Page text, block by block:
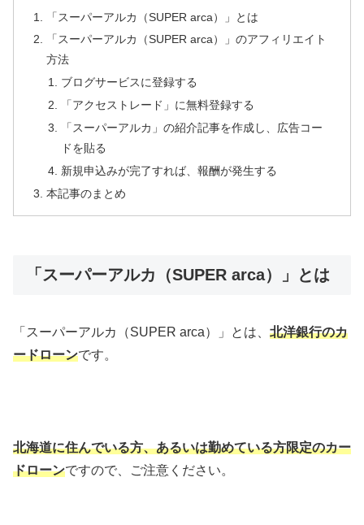
「スーパーアルカ（SUPER arca）」とは
「スーパーアルカ（SUPER arca）」のアフィリエイト
方法
ブログサービスに登録する
「アクセストレード」に無料登録する
「スーパーアルカ」の紹介記事を作成し、広告コー
ドを貼る
新規申込みが完了すれば、報酬が発生する
本記事のまとめ
「スーパーアルカ（SUPER arca）」とは
「スーパーアルカ（SUPER arca）」とは、 北洋銀行のカ
ードローンです。
北海道に住んでいる方、あるいは勤めている方限定のカー
ドローンですので、ご注意ください。